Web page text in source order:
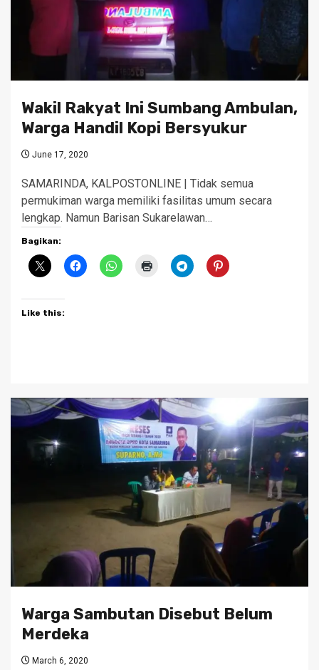
Wakil Rakyat Ini Sumbang Ambulan,
Warga Handil Kopi Bersyukur
June 17, 2020
SAMARINDA, KALPOSTONLINE | Tidak semua
permukiman warga memiliki fasilitas umum secara
lengkap. Namun Barisan Sukarelawan…
Bagikan:
Like this:
Warga Sambutan Disebut Belum
Merdeka
March 6, 2020